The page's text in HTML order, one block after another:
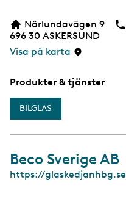
Närlundavägen 9
696 30 ASKERSUND
Visa på karta
Produkter & tjänster
BILGLAS
Beco Sverige AB
W
https://glaskedjanhbg.se